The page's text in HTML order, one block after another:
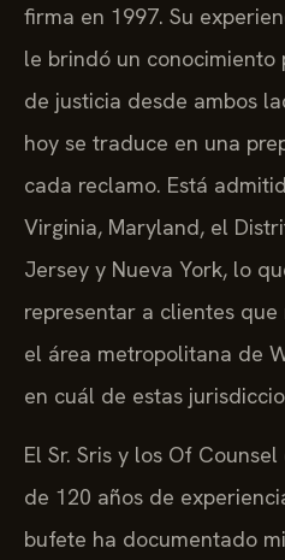
firma en 1997. Su
le brindó un
de justicia desde ambos
hoy se traduce en una
cada reclamo. Está
Virginia, Maryland, el
Jersey y Nueva York, lo
representar a clientes
el área metropolitana de
en cuál de estas
El Sr. Sris y los Of
de 120 años de
bufete ha documentado